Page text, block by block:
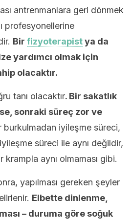
antrenmanlara geri dönmek
profesyonellerine
Bir fizyoterapistya da
yardımcı olmak için
olacaktır.
tanı olacaktır. Bir sakatlık
sonraki süreç zor ve
burkulmadan iyileşme süreci,
iyileşme süreci ile aynı değildir,
krampla aynı olmaması gibi.
yapılması gereken şeyler
Elbette dinlenme,
– duruma göre soğuk